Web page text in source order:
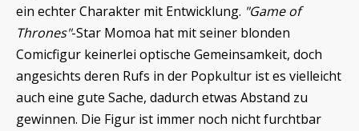
ein echter Charakter mit Entwicklung. "Game of
Thrones"-Star Momoa hat mit seiner blonden
Comicfigur keinerlei optische Gemeinsamkeit, doch
angesichts deren Rufs in der Popkultur ist es vielleicht
auch eine gute Sache, dadurch etwas Abstand zu
gewinnen. Die Figur ist immer noch nicht furchtbar